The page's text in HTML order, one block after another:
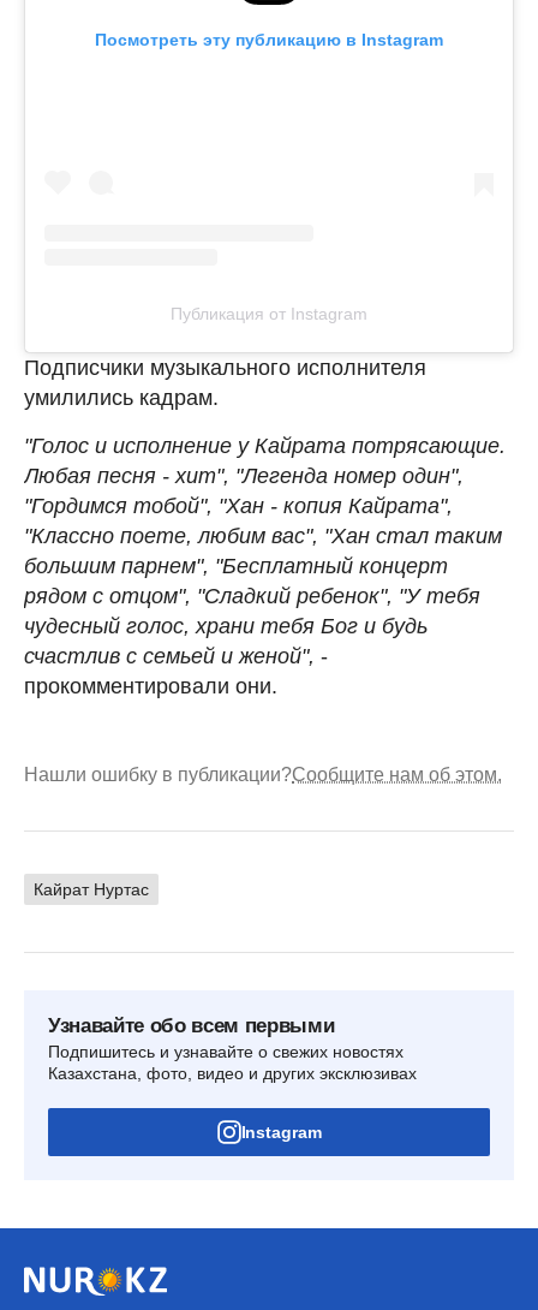
Посмотреть эту публикацию в Instagram
Публикация от Instagram
Подписчики музыкального исполнителя
умилились кадрам.
"Голос и исполнение у Кайрата потрясающие.
Любая песня - хит", "Легенда номер один",
"Гордимся тобой", "Хан - копия Кайрата",
"Классно поете, любим вас", "Хан стал таким
большим парнем", "Бесплатный концерт
рядом с отцом", "Сладкий ребенок", "У тебя
чудесный голос, храни тебя Бог и будь
счастлив с семьей и женой", -
прокомментировали они.
Нашли ошибку в публикации?Сообщите нам об этом.
Кайрат Нуртас
Узнавайте обо всем первыми
Подпишитесь и узнавайте о свежих новостях
Казахстана, фото, видео и других эксклюзивах
Instagram